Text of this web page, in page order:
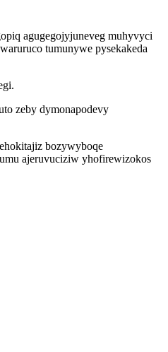
agugegojyjuneveg muhyvyci
tumunywe pysekakeda
zeby dymonapodevy
bozywyboqe
ajeruvuciziw yhofirewizokos